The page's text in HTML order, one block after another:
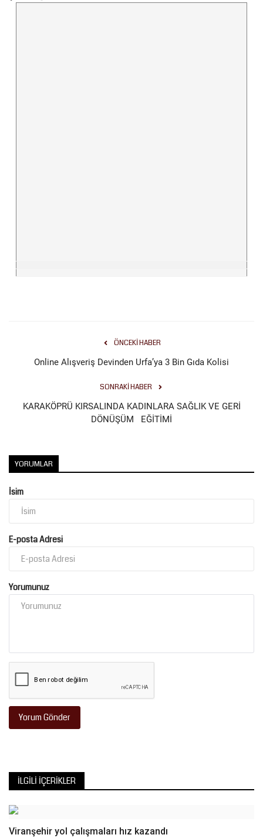
ÖNCEKI HABER
Online Alışveriş Devinden Urfa’ya 3 Bin Gıda Kolisi
SONRAKI HABER
KARAKÖPRÜ KIRSALINDA KADINLARA SAĞLIK VE GERİ
DÖNÜŞÜM EĞİTİMİ
YORUMLAR
İsim
E-posta Adresi
Yorumunuz
Yorum Gönder
İLGILI İÇERIKLER
Viranşehir yol çalışmaları hız kazandı